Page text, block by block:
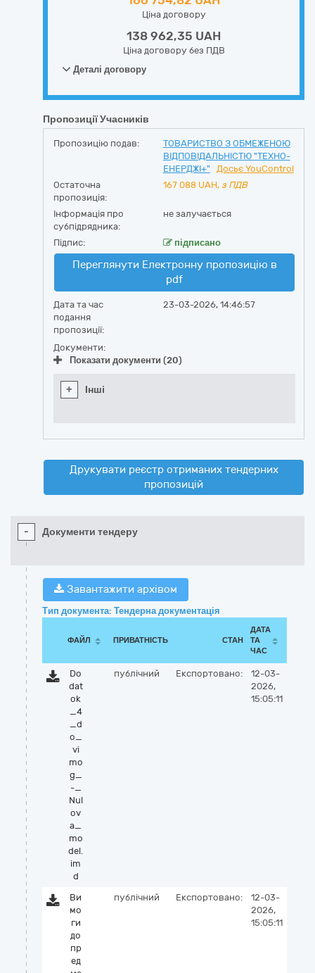
Ціна договору
138 962,35 UAH
Ціна договору без ПДВ
Деталі договору
Пропозиції Учасників
Пропозицію подав:
ТОВАРИСТВО З ОБМЕЖЕНОЮ
ВІДПОВІДАЛЬНІСТЮ "ТЕХНО-
ЕНЕРДЖІ+"
Досьє YouControl
Остаточна
пропозиція:
167 088 UAH, з ПДВ
Інформація про
субпідрядника:
не залучається
Підпис: підписано
Переглянути Електронну пропозицію в
pdf
Дата та час
подання
пропозиції:
23-03-2026, 14:46:57
Документи:
Показати документи (20)
+ Інші
Друкувати реєстр отриманих тендерних
пропозицій
- Документи тендеру
Завантажити архівом
Тип документа: Тендерна документація
ФАЙЛ ПРИВАТНІСТЬ СТАН
ДАТА
ТА
ЧАС
Do
dat
ok
_4
_d
o_
vi
mo
g_
-_
Nul
ov
a_
mo
del.
im
d
публічний Експортовано:
12-03-
2026,
15:05:11
Ви
мо
ги
до
пр
ед
публічний Експортовано:
12-03-
2026,
15:05:11